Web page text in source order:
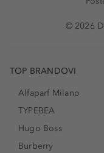
© 2026
TOP BRANDOVI
Alfaparf Milano
TYPEBEA
Hugo Boss
Burberry